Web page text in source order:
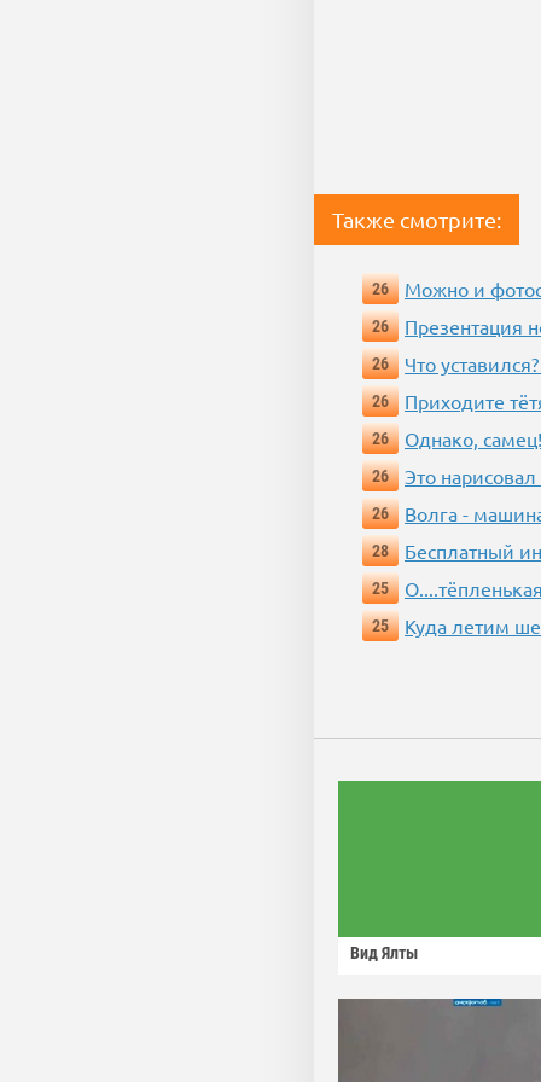
Также смотрите:
26 Можно и
26
Презентация
26
Что
26
Приходите
26
Однако,
26
Это
26
Волга -
28
Бесплатный
25
25
Куда летим
Вид Ялты